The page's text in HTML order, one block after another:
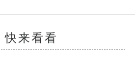
来看看